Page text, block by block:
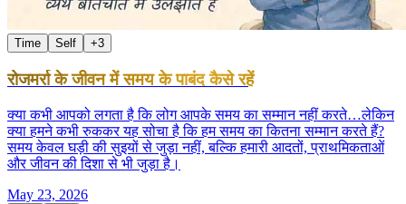
Time Self +3
रोजमर्रा के जीवन में समय के पाबंद कैसे रहें
क्या कभी आपको लगता है कि लोग आपके समय का सम्मान नहीं करते…लेकिन
क्या हमने कभी रुककर यह सोचा है कि हम समय का कितना सम्मान करते हैं?
समय केवल घड़ी की सुइयों से जुड़ा नहीं, बल्कि हमारी आदतों, प्राथमिकताओं
और जीवन की दिशा से भी जुड़ा है।
May 23, 2026